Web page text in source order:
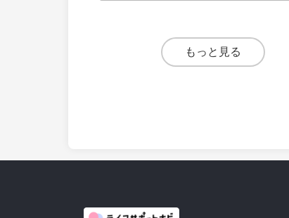
もっと見る